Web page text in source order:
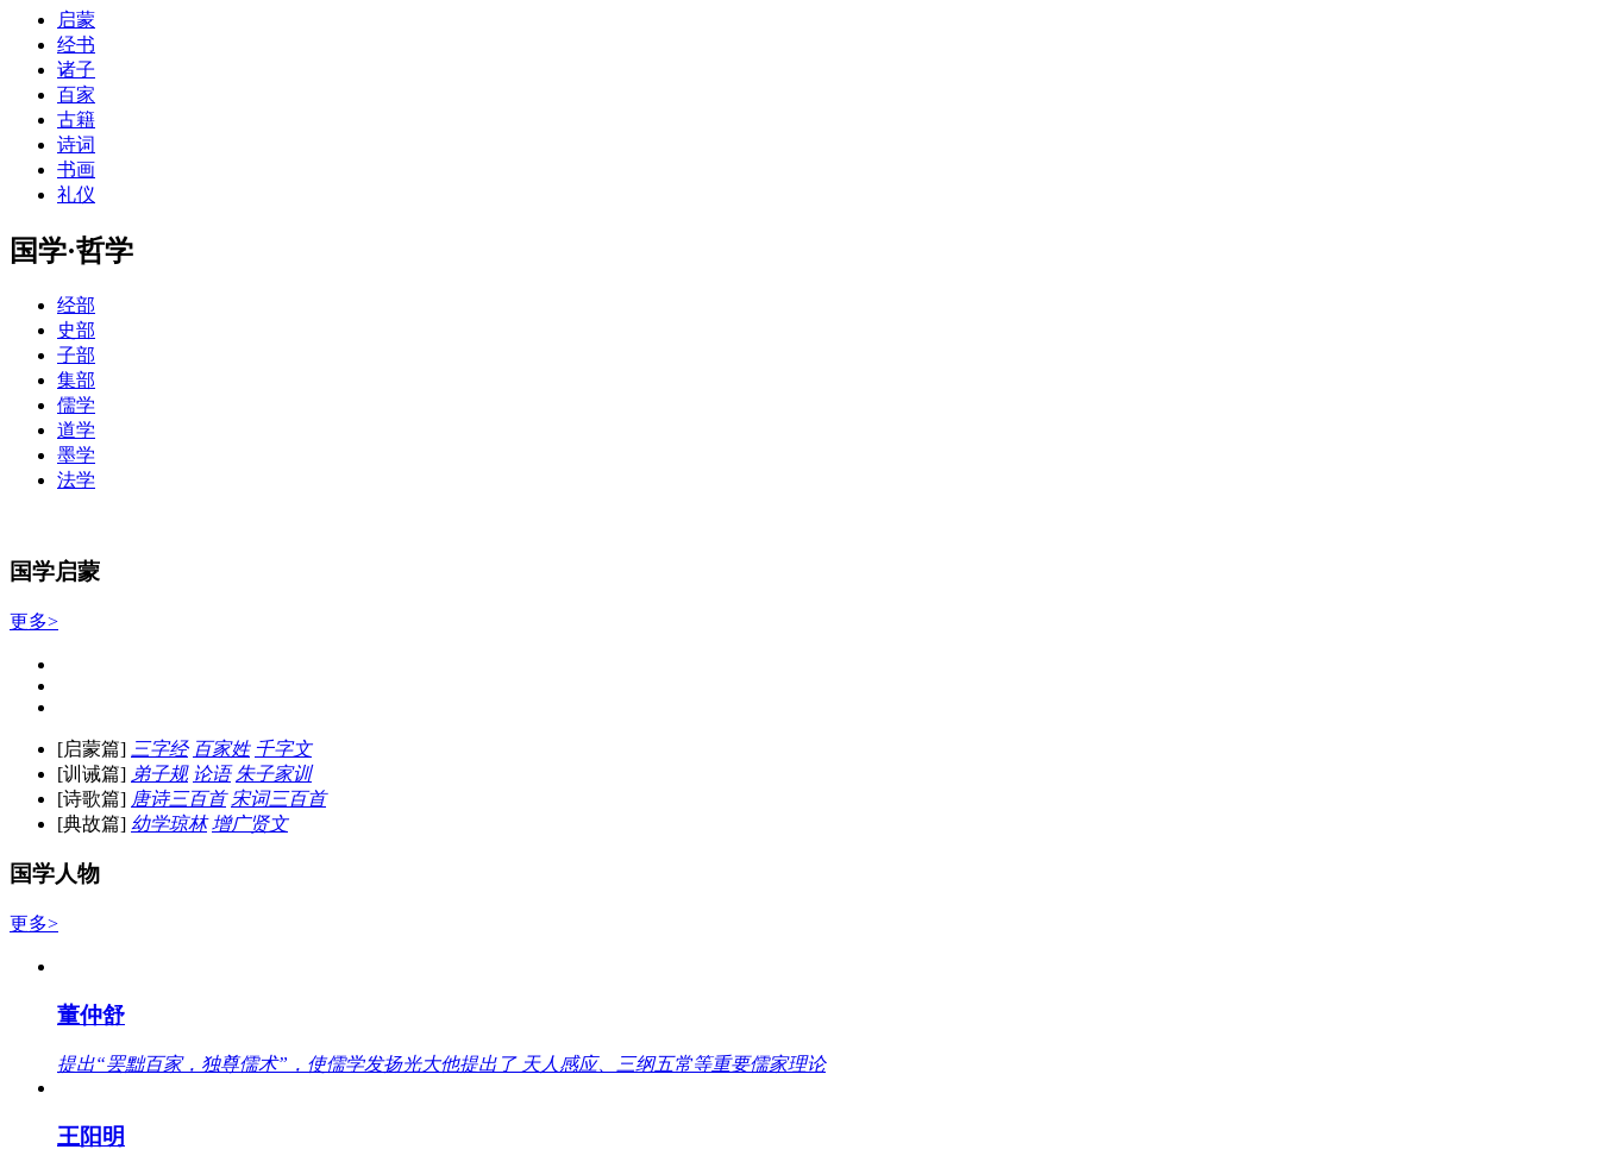
启蒙
经书
诸子
百家
古籍
诗词
书画
礼仪
国学·哲学
经部
史部
子部
集部
儒学
道学
墨学
法学
国学启蒙
更多>
[启蒙篇] 三字经 百家姓 千字文
[训诫篇] 弟子规 论语 朱子家训
[诗歌篇] 唐诗三百首 宋词三百首
[典故篇] 幼学琼林 增广贤文
国学人物
更多>
董仲舒
提出“罢黜百家，独尊儒术”，使儒学发扬光大他提出了 天人感应、三纲五常等重要儒家理论
王阳明